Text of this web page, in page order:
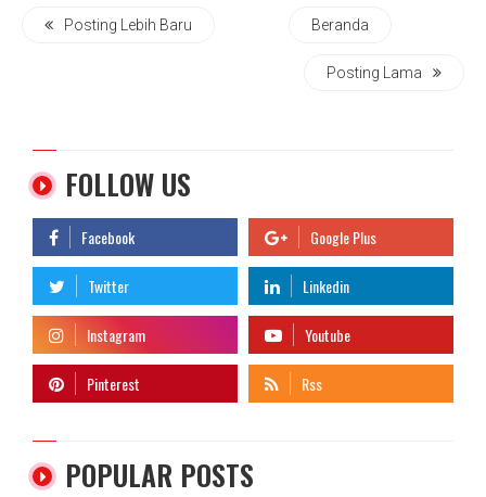
Posting Lebih Baru Beranda
Posting Lama
FOLLOW US
POPULAR POSTS